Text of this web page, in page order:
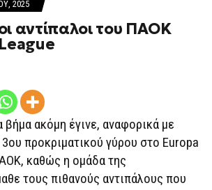
2025
αντίπαλοι του ΠΑΟΚ
βήμα ακόμη έγινε, αναφορικά με
προκριματικού γύρου στο Europa
καθώς η ομάδα της
τους πιθανούς αντιπάλους που